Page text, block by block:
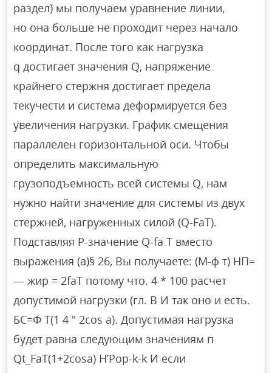
раздел) мы получаем уравнение линии,
но она больше не проходит через начало
координат. После того как нагрузка
q достигает значения Q, напряжение
крайнего стержня достигает предела
текучести и система деформируется без
увеличения нагрузки. График смещения
параллелен горизонтальной оси. Чтобы
определить максимальную
грузоподъемность всей системы Q, нам
нужно найти значение для системы из двух
стержней, нагруженных силой (Q-FaT).
Подставляя P-значение Q-fa T вместо
выражения (a)§ 26, Вы получаете: (М-ф т) НП=
— жир = 2faT потому что. 4 * 100 расчет
допустимой нагрузки (гл. В И так оно и есть.
БС=Ф Т(1 4 ″ 2cos а). Допустимая нагрузка
будет равна следующим значениям п
Qt_FaT(1+2cosa) H’Pop-k-k И если